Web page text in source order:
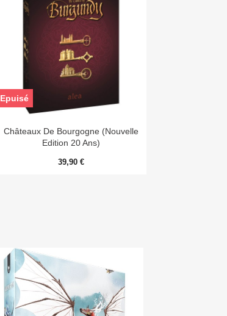
Aperçu rapide
Châteaux De Bourgogne (Nouvelle
Edition 20 Ans)
39,90 €
Epuisé